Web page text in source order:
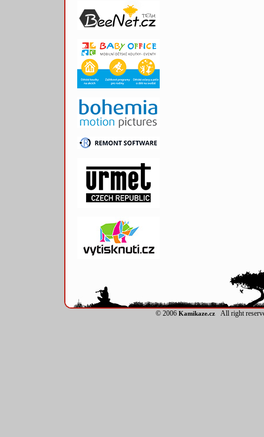
© 2006 Kamikaze.czAll right